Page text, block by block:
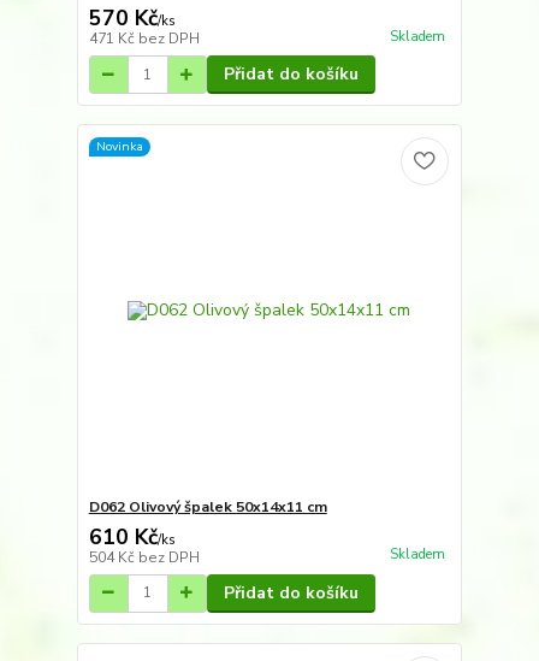
570 Kč/ks
471 Kč bez DPH Skladem
Přidat do košíku
Novinka
D062 Olivový špalek 50x14x11 cm
610 Kč/ks
504 Kč bez DPH Skladem
Přidat do košíku